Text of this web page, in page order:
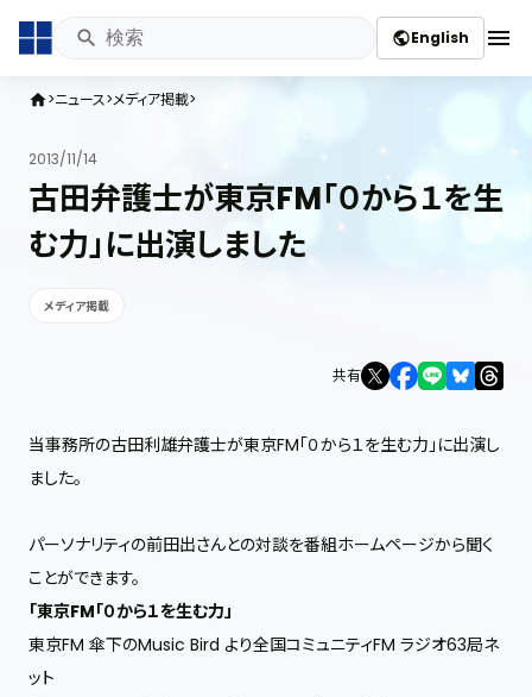
publicEnglish menu
home ニュース メディア掲載
2013/11/14
古田弁護士が東京FM「０から１を生
む力」に出演しました
メディア掲載
共有
当事務所の古田利雄弁護士が東京FM「０から１を生む力」に出演し
ました。
パーソナリティの前田出さんとの対談を番組ホームページから聞く
ことができます。
「東京FM「０から１を生む力」
東京FM 傘下のMusic Bird より全国コミュニティFM ラジオ63局ネ
ット